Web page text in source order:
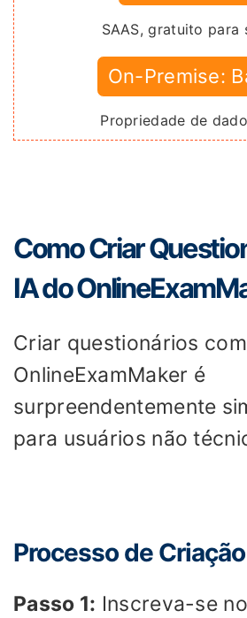
SAAS, gratuito para
On-Premise:
Propriedade de
Como Criar
IA do
Criar questionários
OnlineExamMaker é
surpreendentemente
para usuários não
Processo de
Passo 1: Inscreva-se no